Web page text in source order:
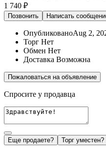
1 740 ₽
Позвонить Написать
ОпубликованоAug 2,
Торг Нет
Обмен Нет
Доставка Возможна
Пожаловаться на объявление
Спросите у продавца
Еще продаете? Торг уместен?